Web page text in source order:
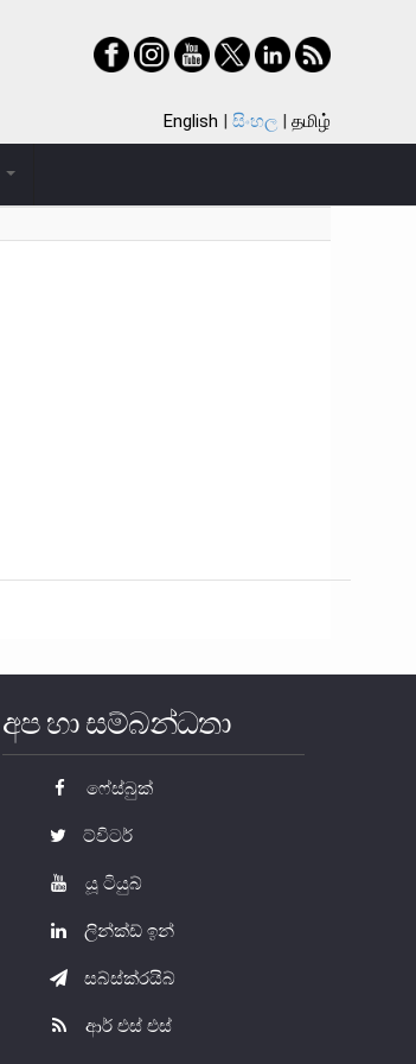
English සිංහල தமிழ்
අප හා සම්බන්ධතා
ෆේස්බුක්
ට්විටර්
යූ ටියුබ්
ලින්ක්ඩ් ඉන්
සබ්ස්ක්රයිබ්
ආර් එස් එස්